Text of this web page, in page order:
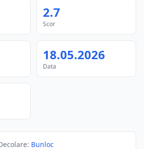
2.7
Scor
18.05.2026
Data
: Bunloc